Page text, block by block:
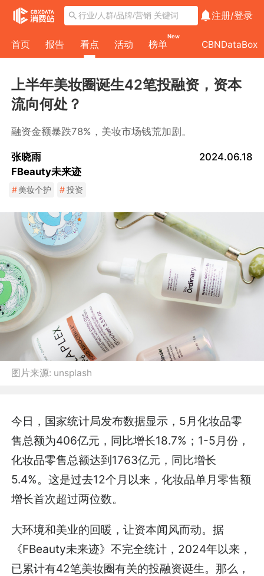
注册/登录
首页 报告 看点 活动 榜单
New
CBNDataBox
上半年美妆圈诞生42笔投融资，资本
流向何处？
融资金额暴跌78%，美妆市场钱荒加剧。
张晓雨
FBeauty未来迹
2024.06.18
#美妆个护 #投资
图片来源: unsplash
今日，国家统计局发布数据显示，5月化妆品零
售总额为406亿元，同比增长18.7%；1-5月份，
化妆品零售总额达到1763亿元，同比增长
5.4%。这是过去12个月以来，化妆品单月零售额
增长首次超过两位数。
大环境和美业的回暖，让资本闻风而动。据
《FBeauty未来迹》不完全统计，2024年以来，
已累计有42笔美妆圈有关的投融资诞生。那么，